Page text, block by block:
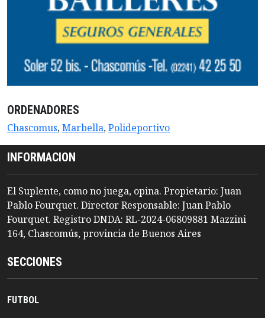
ORDENADORES
Chascomus,Marbella,Polideportivo
INFORMACION
El Suplente, como no juega, opina. Propietario: Juan
Pablo Fourquet. Director Responsable: Juan Pablo
Fourquet. Registro DNDA: RL-2024-06809881 Mazzini
164, Chascomús, provincia de Buenos Aires
SECCIONES
FUTBOL